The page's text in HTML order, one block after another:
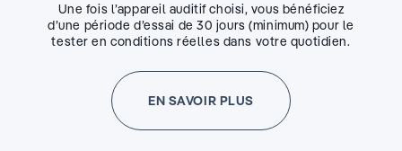
Une fois l’appareil auditif choisi, vous bénéficiez
d’une période d’essai de 30 jours (minimum) pour le
tester en conditions réelles dans votre quotidien.
EN SAVOIR PLUS